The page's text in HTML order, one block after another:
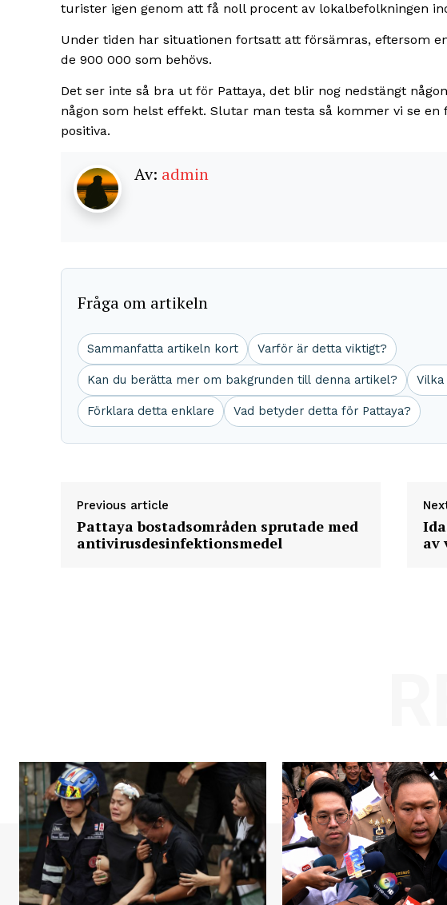
turister igen genom att få noll procent av lokalbefolkningen
Under tiden har situationen fortsatt att försämras, eftersom
de 900 000 som behövs.
Det ser inte så bra ut för Pattaya, det blir nog nedstängt
någon som helst effekt. Slutar man testa så kommer vi se
positiva.
Av: admin
Fråga om artikeln
Sammanfatta artikeln kort Varför är detta viktigt?
Kan du berätta mer om bakgrunden till denna artikel?
Förklara detta enklare Vad betyder detta för Pattaya?
Previous article
Pattaya bostadsområden sprutade med
antivirusdesinfektionsmedel
av